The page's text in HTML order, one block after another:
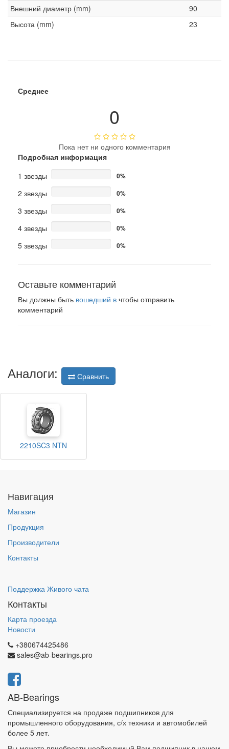
Внешний диаметр (mm)
90
Высота (mm)
23
Среднее
0
Пока нет ни одного комментария
Подробная информация
1 звезды
0%
2 звезды 0%
3 звезды 0%
4 звезды 0%
5 звезды 0%
Оставьте комментарий
Вы должны быть вошедший в чтобы отправить
комментарий
Аналоги: Сравнить
2210SC3 NTN
Навигация
Магазин
Продукция
Производители
Контакты
Поддержка Живого чата
Контакты
Карта проезда
Новости
+380674425486
sales@ab-bearings.pro
AB-Bearings
Специализируется на продаже подшипников для
промышленного оборудования, с/х техники и автомобилей
более 5 лет.